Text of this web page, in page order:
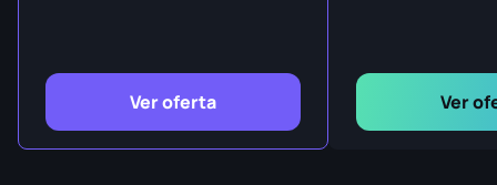
Ver oferta Ver